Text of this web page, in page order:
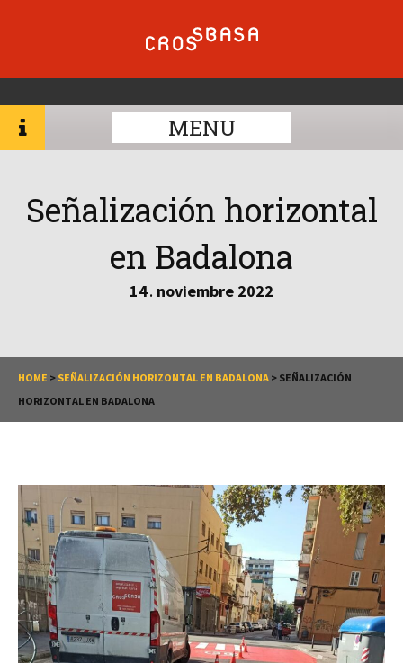
MENU
Señalización horizontal
en Badalona
14. noviembre 2022
HOME > SEÑALIZACIÓN HORIZONTAL EN BADALONA > SEÑALIZACIÓN
HORIZONTAL EN BADALONA